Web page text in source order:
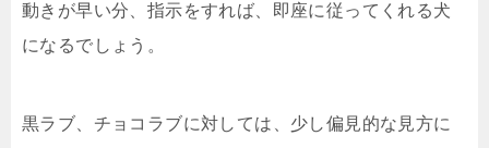
動きが早い分、指示をすれば、即座に従ってくれる犬
になるでしょう。
黒ラブ、チョコラブに対しては、少し偏見的な見方に